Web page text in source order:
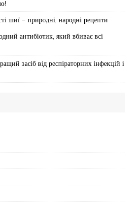
шиї – природні, народні рецепти
антибіотик, який вбиває всі
засіб від респіраторних інфекцій і